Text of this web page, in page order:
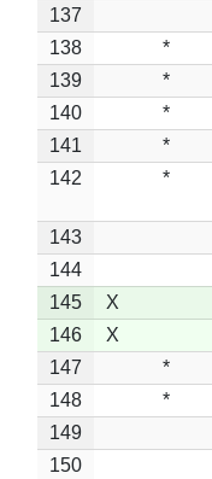
137
138
*
139
*
140
*
141
*
142
*
143
144
145
X
146
X
147
*
148
*
149
150